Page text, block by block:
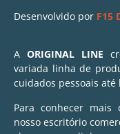
Desenvolvido por F15
A ORIGINAL LINE
variada linha de
cuidados pessoais
Para conhecer mais
nosso escritório